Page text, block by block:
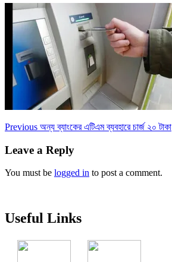
Post
navigation
Previous Previous
অন্য ব্যাংকের এটিএম ব্যবহারে চার্জ ২০ টাকা
Leave a Reply
You must be logged in to post a comment.
Useful Links